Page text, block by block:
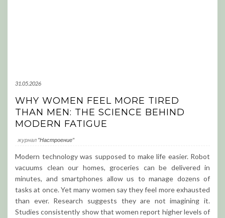
31.05.2026
WHY WOMEN FEEL MORE TIRED
THAN MEN: THE SCIENCE BEHIND
MODERN FATIGUE
журнал "Настроение"
Modern technology was supposed to make life easier. Robot
vacuums clean our homes, groceries can be delivered in
minutes, and smartphones allow us to manage dozens of
tasks at once. Yet many women say they feel more exhausted
than ever. Research suggests they are not imagining it.
Studies consistently show that women report higher levels of